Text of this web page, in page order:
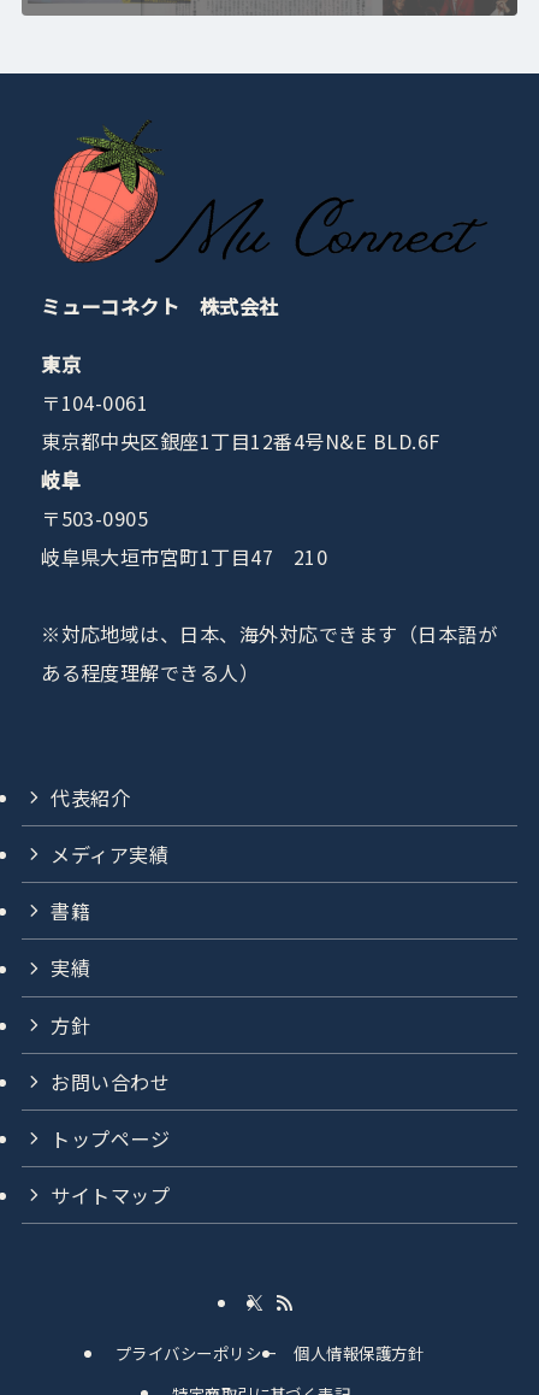
ミューコネクト 株式会社
東京
〒104-0061
東京都中央区銀座1丁目12番4号N&E BLD.6F
岐阜
〒503-0905
岐阜県大垣市宮町1丁目47 210
※対応地域は、日本、海外対応できます（日本語が
ある程度理解できる人）
代表紹介
メディア実績
書籍
実績
方針
お問い合わせ
トップページ
サイトマップ
プライバシーポリシー
個人情報保護方針